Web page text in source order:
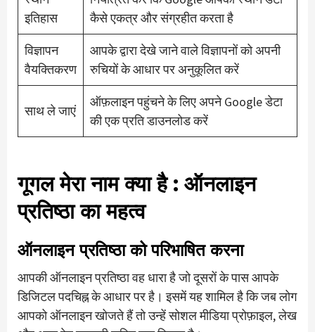
इतिहास
कैसे एकत्र और संग्रहीत करता है
विज्ञापन
वैयक्तिकरण
आपके द्वारा देखे जाने वाले विज्ञापनों को अपनी
रुचियों के आधार पर अनुकूलित करें
साथ ले जाएं
ऑफ़लाइन पहुंचने के लिए अपने Google डेटा
की एक प्रति डाउनलोड करें
गूगल मेरा नाम क्या है : ऑनलाइन
प्रतिष्ठा का महत्व
ऑनलाइन प्रतिष्ठा को परिभाषित करना
आपकी ऑनलाइन प्रतिष्ठा वह धारा है जो दूसरों के पास आपके
डिजिटल पदचिह्न के आधार पर है। इसमें यह शामिल है कि जब लोग
आपको ऑनलाइन खोजते हैं तो उन्हें सोशल मीडिया प्रोफ़ाइल, लेख